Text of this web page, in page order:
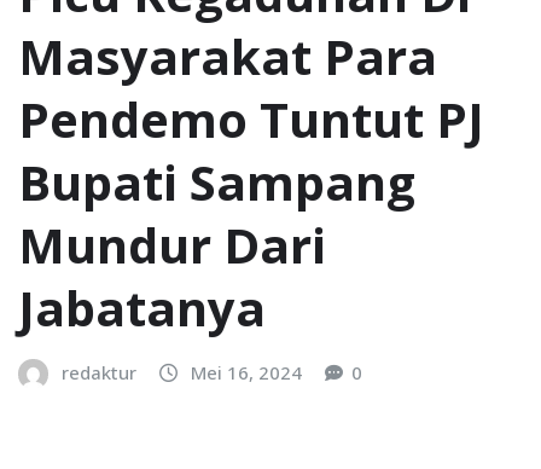
Masyarakat Para
Pendemo Tuntut PJ
Bupati Sampang
Mundur Dari
Jabatanya
redaktur Mei 16, 2024 0